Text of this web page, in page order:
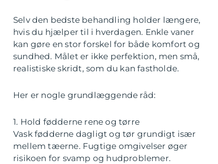
Selv den bedste behandling holder længere,
hvis du hjælper til i hverdagen. Enkle vaner
kan gøre en stor forskel for både komfort og
sundhed. Målet er ikke perfektion, men små,
realistiske skridt, som du kan fastholde.
Her er nogle grundlæggende råd:
1. Hold fødderne rene og tørre
Vask fødderne dagligt og tør grundigt især
mellem tæerne. Fugtige omgivelser øger
risikoen for svamp og hudproblemer.